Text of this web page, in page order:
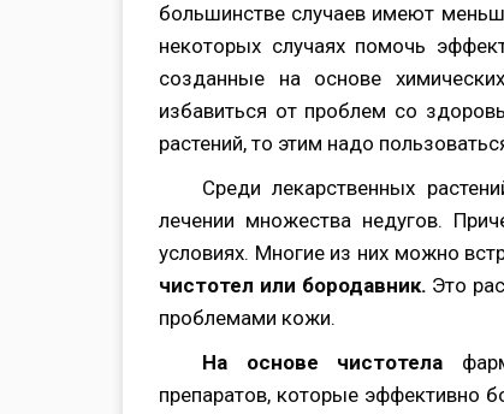
большинстве случаев имеют
некоторых случаях помочь
созданные на основе
избавиться от проблем со
растений, то этим надо
Среди лекарственных
лечении множества недугов.
условиях. Многие из них можно
чистотел или бородавник. Это
проблемами кожи.
На основе чистотела
препаратов, которые эффективно